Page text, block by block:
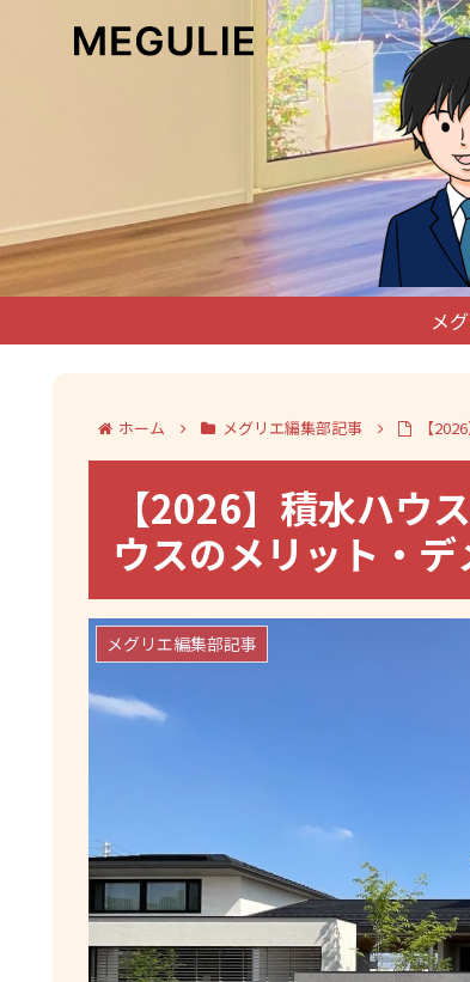
メ
ホーム メグリエ編集部記事 【
【2026】積水ハウ
ウスのメリット・
メグリエ編集部記事